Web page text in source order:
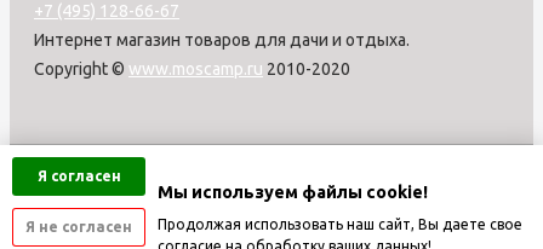
Я согласен
Я не согласен
Мы используем файлы cookie!
Продолжая использовать наш сайт, Вы даете свое
+7 (495) 128-66-67
Интернет магазин товаров для дачи и отдыха.
Copyright © www.moscamp.ru 2010-2020